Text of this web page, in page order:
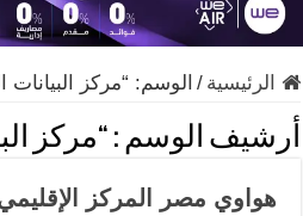
الرئيسية / الوسم: “مركز البيانات
أرشيف الوسم : “مركز
هواوي مصر المركز الإقليمي